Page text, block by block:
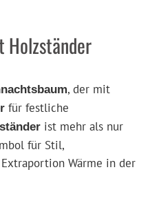
Holzständer
, der mit
für festliche
ist mehr als nur
für Stil,
Wärme in der